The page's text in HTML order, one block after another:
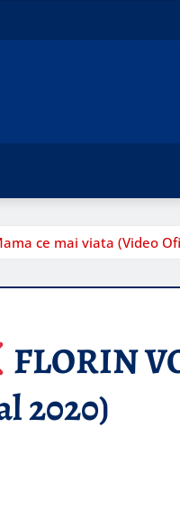
ce mai viata (Video
FLORIN
2020)